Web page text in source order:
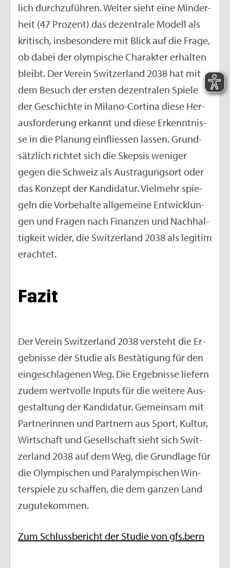
lich durch­zu­füh­ren. Wei­ter sieht eine Min­der­
heit (47 Pro­zent) das de­zen­tra­le Mo­dell als
kri­tisch, ins­be­son­de­re mit Blick auf die Frage,
ob dabei der olym­pi­sche Cha­rak­ter er­hal­ten
bleibt. Der Ver­ein Swit­zer­land 2038 hat mit
dem Be­such der ers­ten de­zen­tra­len Spie­le
der Ge­schich­te in Mi­la­no-Cor­ti­na diese Her­
aus­for­de­rung er­kannt und diese Er­kennt­nis­
se in die Pla­nung ein­flies­sen las­sen. Grund­
sätz­lich rich­tet sich die Skep­sis we­ni­ger
gegen die Schweiz als Aus­tra­gungs­ort oder
das Kon­zept der Kan­di­da­tur. Viel­mehr spie­
geln die Vor­be­hal­te all­ge­mei­ne Ent­wick­lun­
gen und Fra­gen nach Fi­nan­zen und Nach­hal­
tig­keit wider, die Swit­zer­land 2038 als le­gi­tim
er­ach­tet.
Fazit
Der Ver­ein Swit­zer­land 2038 ver­steht die Er­
geb­nis­se der Stu­die als Be­stä­ti­gung für den
ein­ge­schla­ge­nen Weg. Die Er­geb­nis­se lie­fern
zudem wert­vol­le In­puts für die wei­te­re Aus­
ge­stal­tung der Kan­di­da­tur. Ge­mein­sam mit
Part­ne­rin­nen und Part­nern aus Sport, Kul­tur,
Wirt­schaft und Ge­sell­schaft sieht sich Swit­
zer­land 2038 auf dem Weg, die Grund­la­ge für
die Olym­pi­schen und Pa­ralym­pi­schen Win­
ter­spie­le zu schaf­fen, die dem gan­zen Land
zu­gu­te­kom­men.
Zum Schluss­be­richt der Stu­die von gfs.​bern